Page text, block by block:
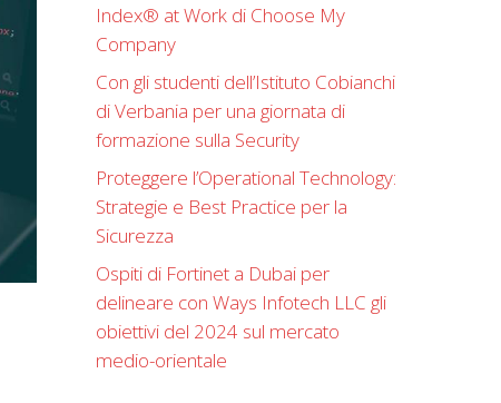
Index®️ at Work di Choose My
Company
Con gli studenti dell’Istituto Cobianchi
di Verbania per una giornata di
formazione sulla Security
Proteggere l’Operational Technology:
Strategie e Best Practice per la
Sicurezza
Ospiti di Fortinet a Dubai per
delineare con Ways Infotech LLC gli
obiettivi del 2024 sul mercato
medio-orientale